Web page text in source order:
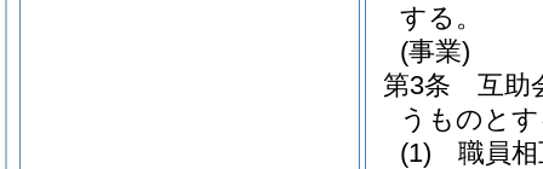
する。
(事業)
第3条
互助
うものと
(1)
職員